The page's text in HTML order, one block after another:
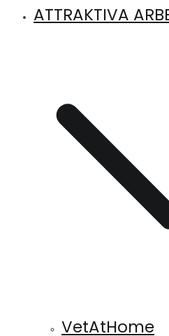
ATTRAKTIVA
VetAtHome